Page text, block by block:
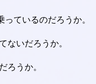
ているのだろうか。
ないだろうか。
ろうか。